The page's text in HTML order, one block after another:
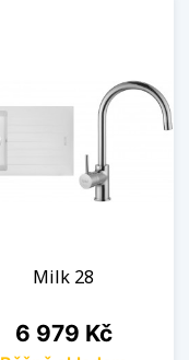
Milk 28
Cena
6 979 Kč